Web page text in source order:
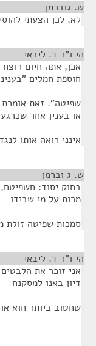
ש. גוברמן
לא. לכן הצעתי
הי ו"ר ד. ליבאי
אכן, אתה חיום
חוספת חמלים
שפיטה". זאת אומרת
או בענין אחר שכרגע
אינני רואה אותו
ש. ג וברמן
מרות על מי שבידו
סמכות שפיטה זולת
הי ו"ר ד. ליבאי
אני זוכר את
דיון באנו למסקנח
שחטוב ביותר חוא